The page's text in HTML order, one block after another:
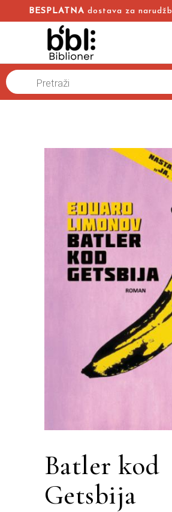
BESPLATNA dostava za
Products
search
Batler kod
Getsbija